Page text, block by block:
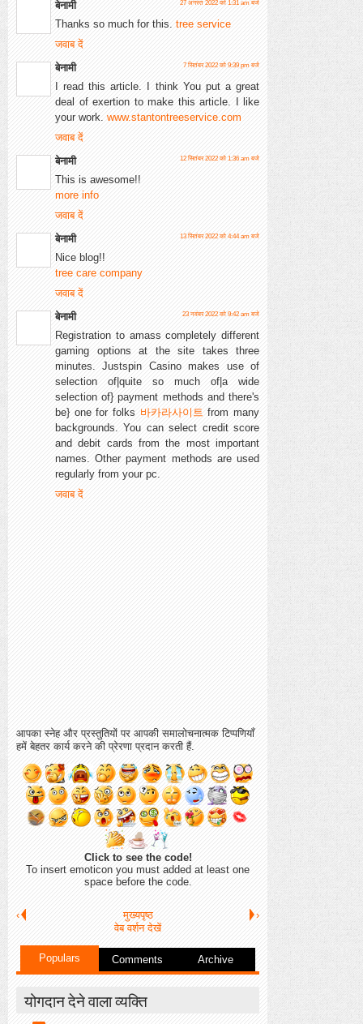
बेनामी
27 अगस्त 2022 को 1:31 am बजे
Thanks so much for this. tree service
जवाब दें
बेनामी
7 सितंबर 2022 को 9:39 pm बजे
I read this article. I think You put a great
deal of exertion to make this article. I like
your work. www.stantontreeservice.com
जवाब दें
बेनामी
12 सितंबर 2022 को 1:36 am बजे
This is awesome!!
more info
जवाब दें
बेनामी
13 सितंबर 2022 को 4:44 am बजे
Nice blog!!
tree care company
जवाब दें
बेनामी
23 नवंबर 2022 को 9:42 am बजे
Registration to amass completely different
gaming options at the site takes three
minutes. Justspin Casino makes use of
selection of|quite so much of|a wide
selection of} payment methods and there's
be} one for folks 바카라사이트 from many
backgrounds. You can select credit score
and debit cards from the most important
names. Other payment methods are used
regularly from your pc.
जवाब दें
आपका स्नेह और प्रस्तुतियों पर आपकी समालोचनात्मक टिप्पणियाँ
हमें बेहतर कार्य करने की प्रेरणा प्रदान करती हैं.
Click to see the code!
To insert emoticon you must added at least one
space before the code.
‹ ›
मुख्यपृष्ठ
वेब वर्शन देखें
Populars Comments Archive
योगदान देने वाला व्यक्ति